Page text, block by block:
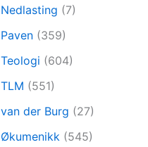
Nedlasting (7)
Paven (359)
Teologi (604)
TLM (551)
van der Burg (27)
Økumenikk (545)